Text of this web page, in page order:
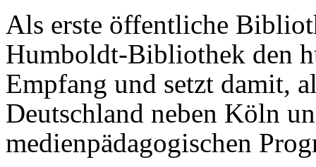
Als erste öffentliche
Humboldt-Bibliothek den
Empfang und setzt damit,
Deutschland neben Köln
medienpädagogischen